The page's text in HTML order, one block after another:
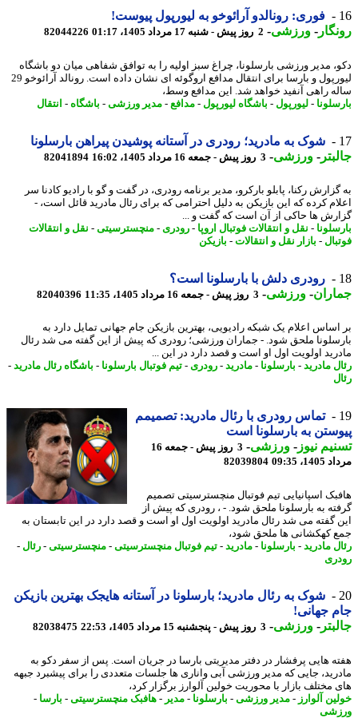
فوری: رونالدو آرائوخو به لیورپول پیوست!
-ورزشی-2 روز پیش - شنبه 17 مرداد 1405، 01:17 82044226
مدیر ورزشی بارسلونا، چراغ سبز اولیه را به توافق شفاهی میان دو باشگاه
لیورپول و بارسا برای انتقال مدافع اروگوئه ای نشان داده است. رونالد آرائوخو 29
راهی آنفید خواهد شد. این مدافع وسط،
-لیورپول -باشگاه لیورپول -مدافع- مدیر ورزشی -باشگاه-انتقال
شوک به مادرید؛ رودری در آستانه پوشیدن پیراهن بارسلونا
-ورزشی-3 روز پیش - جمعه 16 مرداد 1405، 16:02 82041894
رکنا، پابلو بارکرو، مدیر برنامه رودری، در گفت و گو با رادیو کادنا سر
کرده که این بازیکن به دلیل احترامی که برای رئال مادرید قائل است، -
ها حاکی از آن است که گفت و ...
-نقل و انتقالات فوتبال اروپا - رودری- منچسترسیتی-نقل و انتقالات
-بازار نقل و انتقالات-بازیکن
رودری دلش با بارسلونا است؟
- ورزشی-3 روز پیش - جمعه 16 مرداد 1405، 11:35 82040396
اعلام یک شبکه رادیویی، بهترین بازیکن جام جهانی تمایل دارد به
ملحق شود. - جماران ورزشی؛ رودری که پیش از این گفته می شد رئال
اولویت اول او است و قصد دارد در این ...
مادرید- بارسلونا-مادرید- رودری- تیم فوتبال بارسلونا-باشگاه رئال مادرید-
تماس رودری با رئال مادرید: تصمیمم
به بارسلونا است
نیوز-ورزشی-
3 روز پیش - جمعه 16
09:35
82039804
اسپانیایی تیم فوتبال منچسترسیتی تصمیم
به بارسلونا ملحق شود. - ، رودری که پیش از
گفته می شد رئال مادرید اولویت اول او است و قصد دارد در این تابستان به
کهکشانی ها ملحق شود،
مادرید- بارسلونا-مادرید- تیم فوتبال منچسترسیتی-منچسترسیتی-رئال -
شوک به رئال مادرید؛ بارسلونا در آستانه هایجک بهترین بازیکن
جهانی!
-ورزشی-3 روز پیش - پنجشنبه 15 مرداد 1405، 22:53 82038475
هایی پرفشار در دفتر مدیریتی بارسا در جریان است. پس از سفر دکو به
جایی که مدیر ورزشی آبی واناری ها جلسات متعددی را برای پیشبرد جبهه
مختلف بازار با محوریت خولین آلوارز برگزار کرد،
آلوارز- مدیر ورزشی -بارسلونا-مدیر-هافبک منچسترسیتی-بارسا-